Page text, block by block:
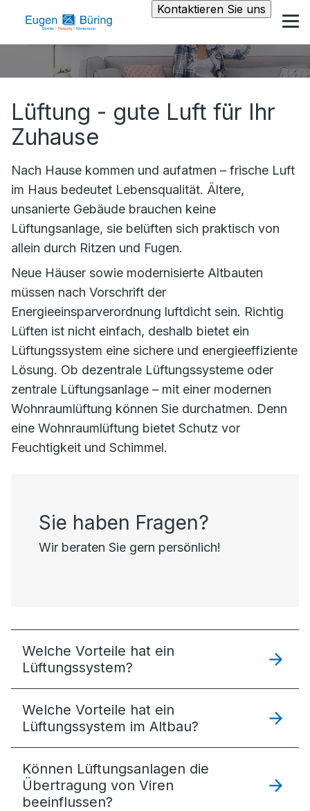
Kontaktieren Sie uns
Lüftung - gute Luft für Ihr
Zuhause
Nach Hause kommen und aufatmen – frische Luft
im Haus bedeutet Lebensqualität. Ältere,
unsanierte Gebäude brauchen keine
Lüftungsanlage, sie belüften sich praktisch von
allein durch Ritzen und Fugen.
Neue Häuser sowie modernisierte Altbauten
müssen nach Vorschrift der
Energieeinsparverordnung luftdicht sein. Richtig
Lüften ist nicht einfach, deshalb bietet ein
Lüftungssystem eine sichere und energieeffiziente
Lösung. Ob dezentrale Lüftungssysteme oder
zentrale Lüftungsanlage – mit einer modernen
Wohnraumlüftung können Sie durchatmen. Denn
eine Wohnraumlüftung bietet Schutz vor
Feuchtigkeit und Schimmel.
Sie haben Fragen?
Wir beraten Sie gern persönlich!
Welche Vorteile hat ein
Lüftungssystem?
Welche Vorteile hat ein
Lüftungssystem im Altbau?
Können Lüftungsanlagen die
Übertragung von Viren
beeinflussen?